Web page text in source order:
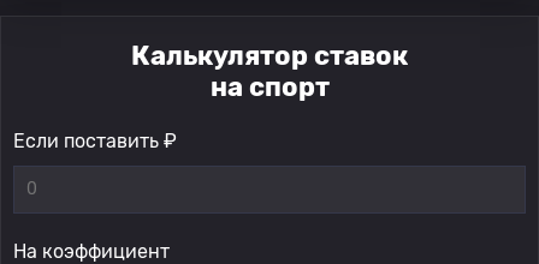
Калькулятор ставок
на спорт
Если поставить ₽
На коэффициент